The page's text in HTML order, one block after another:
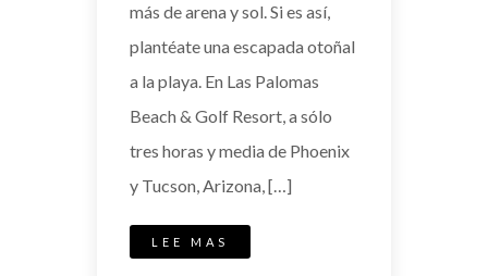
más de arena y sol. Si es así,
plantéate una escapada otoñal
a la playa. En Las Palomas
Beach & Golf Resort, a sólo
tres horas y media de Phoenix
y Tucson, Arizona, […]
LEE MAS